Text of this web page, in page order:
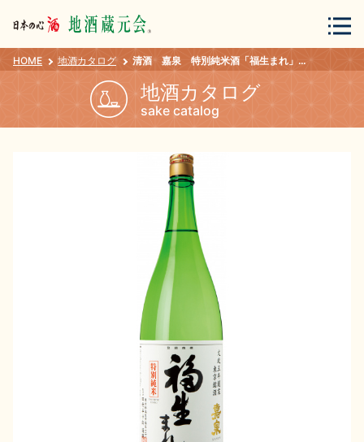
会員登録 ログイン
地酒カタログ
地酒解体新書
HOME 地酒カタログ 清酒 嘉泉 特別純米酒「福生まれ」 １．８Ｌ
地酒カタログ
sake catalog